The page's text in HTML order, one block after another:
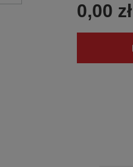
0,00 zł